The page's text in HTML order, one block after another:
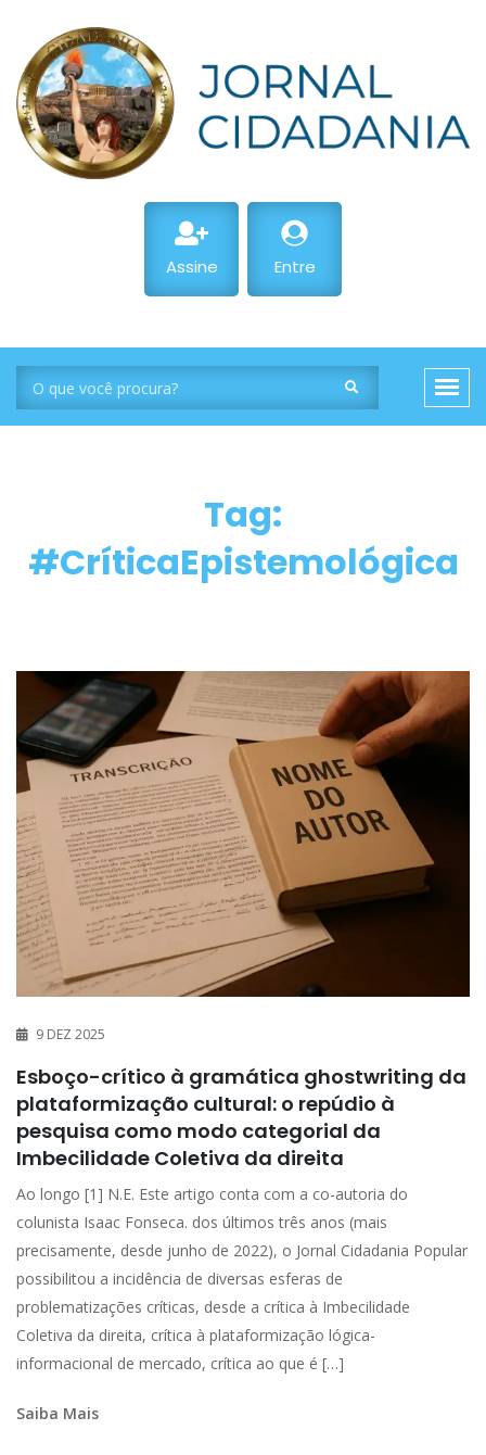
Assine Entre
Tag:
#CríticaEpistemológica
9 DEZ 2025
Esboço-crítico à gramática ghostwriting da
plataformização cultural: o repúdio à
pesquisa como modo categorial da
Imbecilidade Coletiva da direita
Ao longo [1] N.E. Este artigo conta com a co-autoria do
colunista Isaac Fonseca. dos últimos três anos (mais
precisamente, desde junho de 2022), o Jornal Cidadania Popular
possibilitou a incidência de diversas esferas de
problematizações críticas, desde a crítica à Imbecilidade
Coletiva da direita, crítica à plataformização lógica-
informacional de mercado, crítica ao que é […]
Saiba Mais